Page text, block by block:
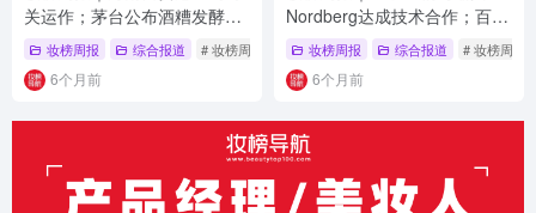
关运作；茅台公布酒糟发酵美
妆原料专利；多家企业化妆品
新原料备案成功
妆榜周报 综合报道 # 妆榜周报
6个月前
Nordberg达成技术合作；百雀
羚生物医药板块落户北京；18
批次化妆品检出禁用原料
妆榜周报 综合报道 # 妆榜周报
6个月前